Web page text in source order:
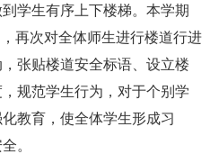
学生有序上下楼梯。本学期
再次对全体师生进行楼道行进
张贴楼道安全标语、设立楼
规范学生行为，对于个别学
教育，使全体学生形成习
。